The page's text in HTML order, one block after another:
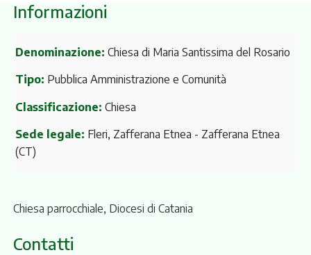
Informazioni
Denominazione: Chiesa di Maria Santissima del Rosario
Tipo: Pubblica Amministrazione e Comunità
Classificazione: Chiesa
Sede legale: Fleri, Zafferana Etnea - Zafferana Etnea
(CT)
Chiesa parrocchiale, Diocesi di Catania
Contatti